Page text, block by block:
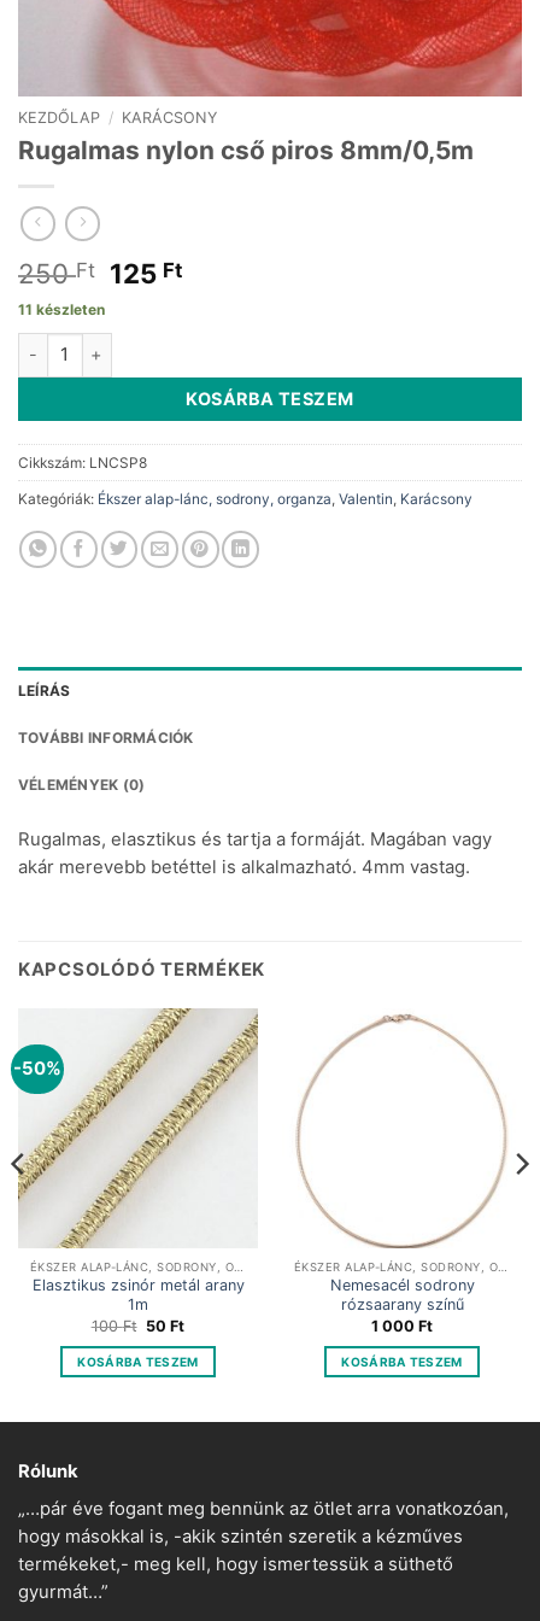
KEZDŐLAP / KARÁCSONY
Rugalmas nylon cső piros 8mm/0,5m
250Ft
Original
was:
125 FtCurrent
11 készleten
Rugalmas nylon cső piros 8mm/0,5m mennyiség
KOSÁRBA TESZEM
Cikkszám: LNCSP8
Kategóriák: Ékszer alap-lánc, sodrony, organza, Valentin, Karácsony
LEÍRÁS
TOVÁBBI INFORMÁCIÓK
VÉLEMÉNYEK (0)
Rugalmas, elasztikus és tartja a formáját. Magában vagy
akár merevebb betéttel is alkalmazható. 4mm vastag.
KAPCSOLÓDÓ TERMÉKEK
-50%
Elasztikus zsinór metál arany
1m
100Ft Original
price
was:
100 Ft.
50FtCurrent
is:
50 Ft.
KOSÁRBA TESZEM
Nemesacél sodrony
rózsaarany színű
1 000 Ft
KOSÁRBA TESZEM
Rólunk
„…pár éve fogant meg bennünk az ötlet arra vonatkozóan,
hogy másokkal is, -akik szintén szeretik a kézműves
termékeket,- meg kell, hogy ismertessük a süthető
gyurmát…”